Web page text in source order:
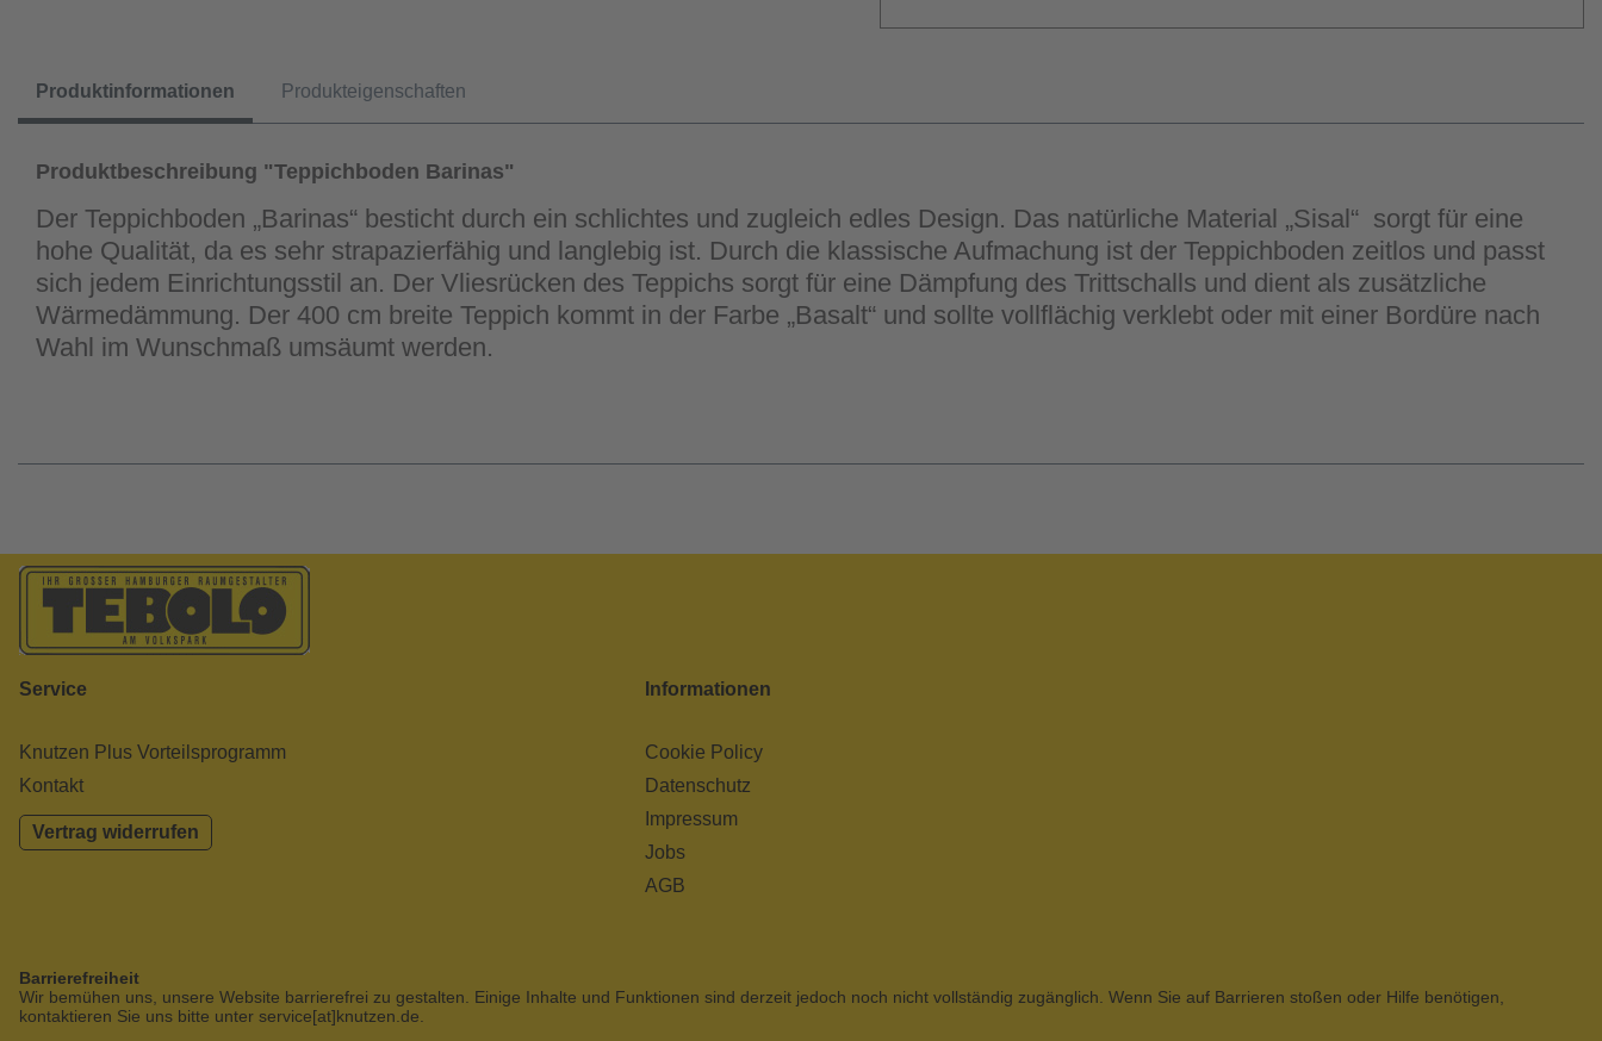
Produktinformationen Produkteigenschaften
Produktbeschreibung "Teppichboden Barinas"
Der Teppichboden „Barinas“ besticht durch ein schlichtes und zugleich edles Design. Das natürliche Material „Sisal“ sorgt für eine
hohe Qualität, da es sehr strapazierfähig und langlebig ist. Durch die klassische Aufmachung ist der Teppichboden zeitlos und passt
sich jedem Einrichtungsstil an. Der Vliesrücken des Teppichs sorgt für eine Dämpfung des Trittschalls und dient als zusätzliche
Wärmedämmung. Der 400 cm breite Teppich kommt in der Farbe „Basalt“ und sollte vollflächig verklebt oder mit einer Bordüre nach
Wahl im Wunschmaß umsäumt werden.
Service
Knutzen Plus Vorteilsprogramm
Kontakt
Vertrag widerrufen
Informationen
Cookie Policy
Datenschutz
Impressum
Jobs
AGB
Barrierefreiheit
Wir bemühen uns, unsere Website barrierefrei zu gestalten. Einige Inhalte und Funktionen sind derzeit jedoch noch nicht vollständig zugänglich. Wenn Sie auf Barrieren stoßen oder Hilfe benötigen,
kontaktieren Sie uns bitte unter service[at]knutzen.de.